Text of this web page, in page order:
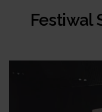
Festiwal